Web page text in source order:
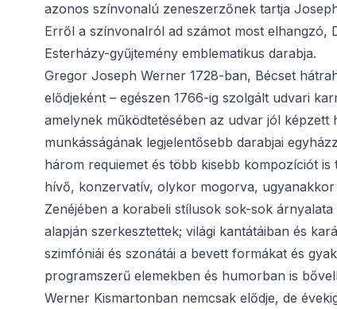
azonos színvonalú zeneszerzőnek tartja
Erről a színvonalról ad számot most
Esterházy-gyűjtemény emblematikus darabja.
Gregor Joseph Werner 1728-ban, Bécset
elődjeként – egészen 1766-ig szolgált udvari
amelynek működtetésében az udvar jól képzett
munkásságának legjelentősebb darabjai
három requiemet és több kisebb kompozíciót
hívő, konzervatív, olykor mogorva,
Zenéjében a korabeli stílusok sok-sok
alapján szerkesztettek; világi kantátáiban és
szimfóniái és szonátái a bevett formákat és
programszerű elemekben és humorban is
Werner Kismartonban nemcsak elődje, de